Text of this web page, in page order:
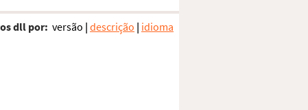
dll por: versão | descrição | idioma